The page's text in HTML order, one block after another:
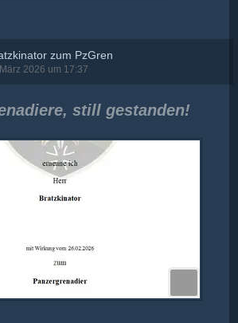
zum PzGren
2026 um 17:37
still gestanden!